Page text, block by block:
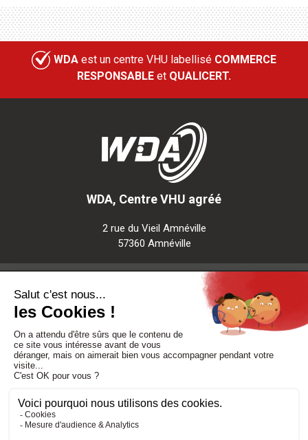
WDA est un centre VHU labellisé COMMERCE
RESPONSABLE et QUALICERT.
WDA, Centre VHU agréé
2 rue du Vieil Amnéville
57360 Amnéville
Besoin d'aide